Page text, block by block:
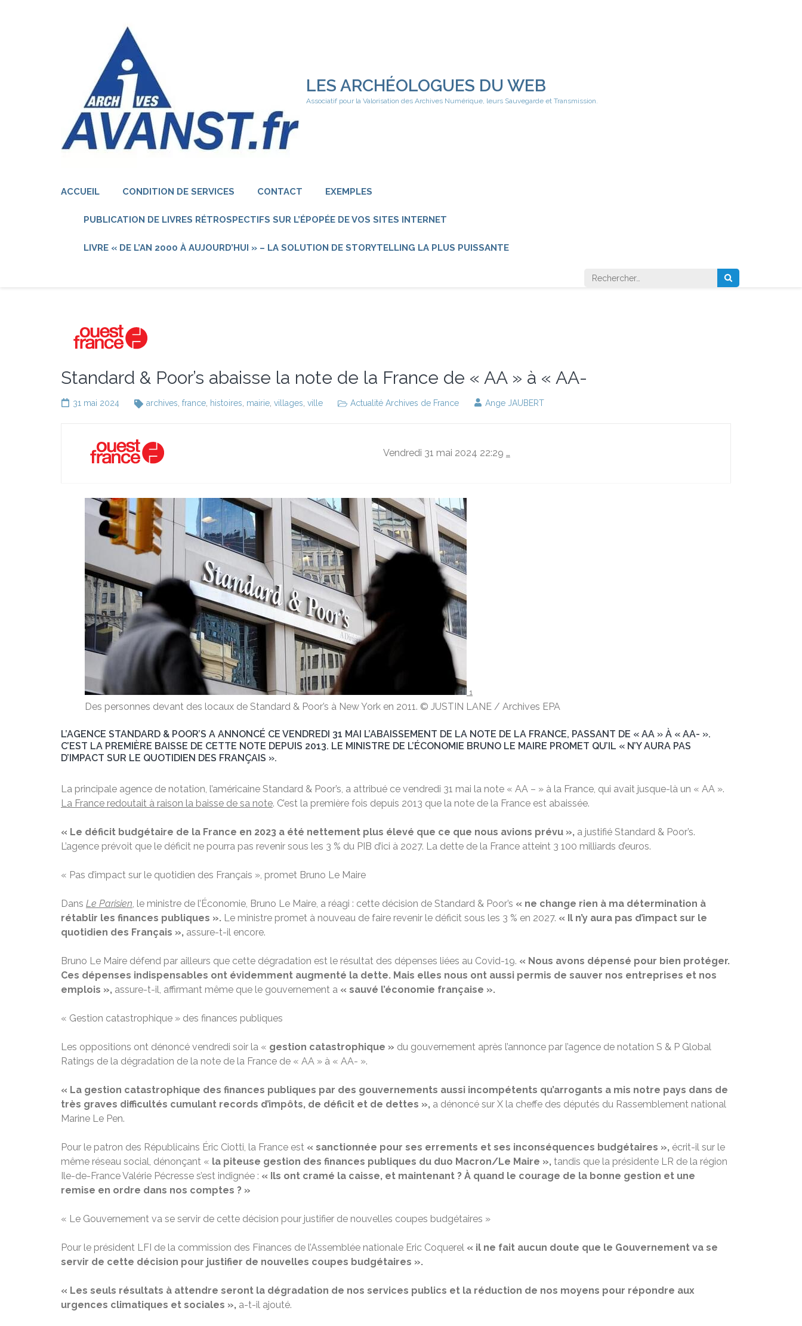
LES ARCHÉOLOGUES DU WEB
Associatif pour la Valorisation des Archives Numérique, leurs Sauvegarde et Transmission.
ACCUEIL CONDITION DE SERVICES CONTACT EXEMPLES
PUBLICATION DE LIVRES RÉTROSPECTIFS SUR L’ÉPOPÉE DE VOS SITES INTERNET
LIVRE « DE L’AN 2000 À AUJOURD’HUI » – LA SOLUTION DE STORYTELLING LA PLUS PUISSANTE
Rechercher :
Standard & Poor’s abaisse la note de la France de « AA » à « AA-
31 mai 2024 archives france histoires mairie villages ville Actualité Archives de France Ange JAUBERT
Vendredi 31 mai 2024 22:29 …
1
Des personnes devant des locaux de Standard & Poor’s à New York en 2011. © JUSTIN LANE / Archives EPA
L’AGENCE STANDARD & POOR’S A ANNONCÉ CE VENDREDI 31 MAI L’ABAISSEMENT DE LA NOTE DE LA FRANCE, PASSANT DE « AA » À « AA- ».
C’EST LA PREMIÈRE BAISSE DE CETTE NOTE DEPUIS 2013. LE MINISTRE DE L’ÉCONOMIE BRUNO LE MAIRE PROMET QU’IL « N’Y AURA PAS
D’IMPACT SUR LE QUOTIDIEN DES FRANÇAIS ».
La principale agence de notation, l’américaine Standard & Poor’s, a attribué ce vendredi 31 mai la note « AA – » à la France, qui avait jusque-là un « AA ».
La France redoutait à raison la baisse de sa note. C’est la première fois depuis 2013 que la note de la France est abaissée.
« Le déficit budgétaire de la France en 2023 a été nettement plus élevé que ce que nous avions prévu », a justifié Standard & Poor’s.
L’agence prévoit que le déficit ne pourra pas revenir sous les 3 % du PIB d’ici à 2027. La dette de la France atteint 3 100 milliards d’euros.
« Pas d’impact sur le quotidien des Français », promet Bruno Le Maire
Dans Le Parisien, le ministre de l’Économie, Bruno Le Maire, a réagi : cette décision de Standard & Poor’s « ne change rien à ma détermination à
rétablir les finances publiques ». Le ministre promet à nouveau de faire revenir le déficit sous les 3 % en 2027. « Il n’y aura pas d’impact sur le
quotidien des Français », assure-t-il encore.
Bruno Le Maire défend par ailleurs que cette dégradation est le résultat des dépenses liées au Covid-19. « Nous avons dépensé pour bien protéger.
Ces dépenses indispensables ont évidemment augmenté la dette. Mais elles nous ont aussi permis de sauver nos entreprises et nos
emplois », assure-t-il, affirmant même que le gouvernement a « sauvé l’économie française ».
« Gestion catastrophique » des finances publiques
Les oppositions ont dénoncé vendredi soir la « gestion catastrophique » du gouvernement après l’annonce par l’agence de notation S & P Global
Ratings de la dégradation de la note de la France de « AA » à « AA- ».
« La gestion catastrophique des finances publiques par des gouvernements aussi incompétents qu’arrogants a mis notre pays dans de
très graves difficultés cumulant records d’impôts, de déficit et de dettes », a dénoncé sur X la cheffe des députés du Rassemblement national
Marine Le Pen.
Pour le patron des Républicains Éric Ciotti, la France est « sanctionnée pour ses errements et ses inconséquences budgétaires », écrit-il sur le
même réseau social, dénonçant « la piteuse gestion des finances publiques du duo Macron/Le Maire », tandis que la présidente LR de la région
Ile-de-France Valérie Pécresse s’est indignée : « Ils ont cramé la caisse, et maintenant ? À quand le courage de la bonne gestion et une
remise en ordre dans nos comptes ? »
« Le Gouvernement va se servir de cette décision pour justifier de nouvelles coupes budgétaires »
Pour le président LFI de la commission des Finances de l’Assemblée nationale Eric Coquerel « il ne fait aucun doute que le Gouvernement va se
servir de cette décision pour justifier de nouvelles coupes budgétaires ».
« Les seuls résultats à attendre seront la dégradation de nos services publics et la réduction de nos moyens pour répondre aux
urgences climatiques et sociales », a-t-il ajouté.